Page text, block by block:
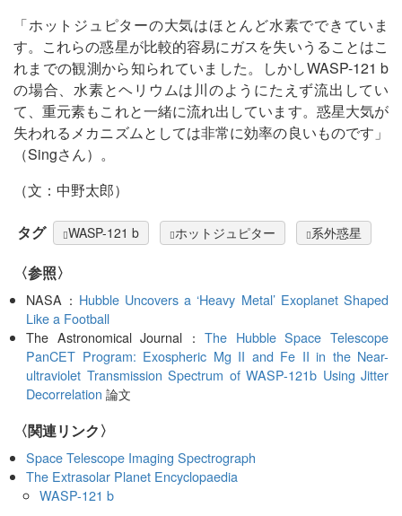
「ホットジュピターの大気はほとんど水素でできていま
す。これらの惑星が比較的容易にガスを失いうることはこ
れまでの観測から知られていました。しかしWASP-121 b
の場合、水素とヘリウムは川のようにたえず流出してい
て、重元素もこれと一緒に流れ出しています。惑星大気が
失われるメカニズムとしては非常に効率の良いものです」
（Singさん）。
（文：中野太郎）
タグ WASP-121 b ホットジュピター 系外惑星
〈参照〉
NASA： Hubble Uncovers a ‘Heavy Metal’ Exoplanet Shaped
Like a Football
The Astronomical Journal：The Hubble Space Telescope
PanCET Program: Exospheric Mg II and Fe II in the Near-
ultraviolet Transmission Spectrum of WASP-121b Using Jitter
Decorrelation 論文
〈関連リンク〉
Space Telescope Imaging Spectrograph
The Extrasolar Planet Encyclopaedia
WASP-121 b